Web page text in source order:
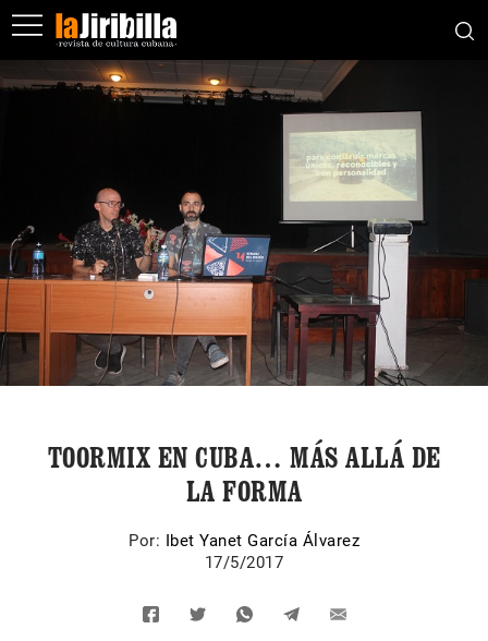
TOORMIX EN CUBA… MÁS ALLÁ DE
LA FORMA
Por: Ibet Yanet García Álvarez
17/5/2017